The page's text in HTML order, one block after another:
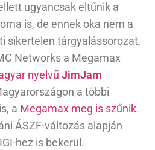
ugyancsak eltűnik a
is, de ennek oka nem a
sikertelen tárgyalássorozat,
Networks a Megamax
nyelvű JimJam
a többi
a Megamax meg is szűnik.
ÁSZF-változás alapján
hez is bekerül.